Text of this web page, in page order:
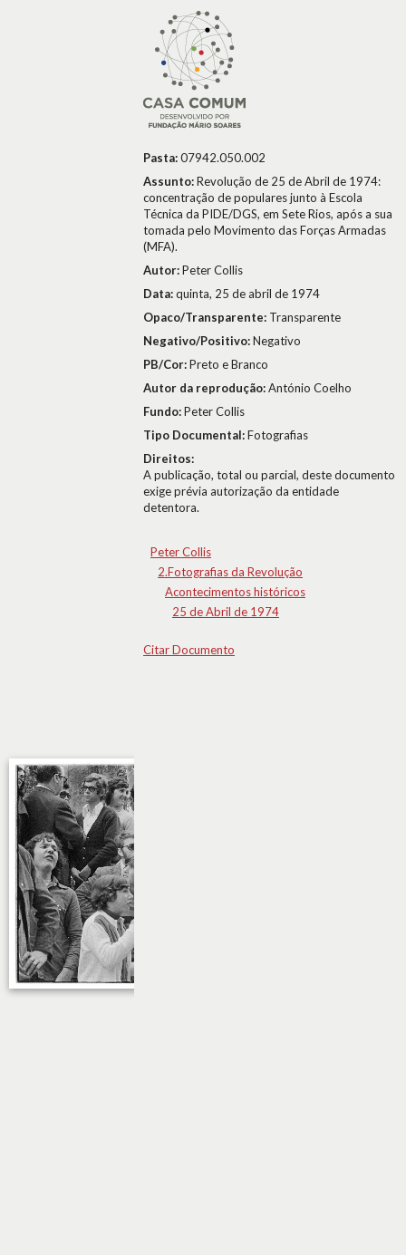
Pasta:07942.050.002
Assunto:Revolução de 25 de Abril de 1974:
concentração de populares junto à Escola
Técnica da PIDE/DGS, em Sete Rios, após a sua
tomada pelo Movimento das Forças Armadas
(MFA).
Autor:Peter Collis
Data:quinta, 25 de abril de 1974
Opaco/Transparente: Transparente
Negativo/Positivo:Negativo
PB/Cor:Preto e Branco
Autor da reprodução:António Coelho
Fundo:Peter Collis
Tipo Documental:Fotografias
Direitos:
A publicação, total ou parcial, deste documento
exige prévia autorização da entidade
detentora.
Peter Collis
2.Fotografias da Revolução
Acontecimentos históricos
25 de Abril de 1974
Citar Documento